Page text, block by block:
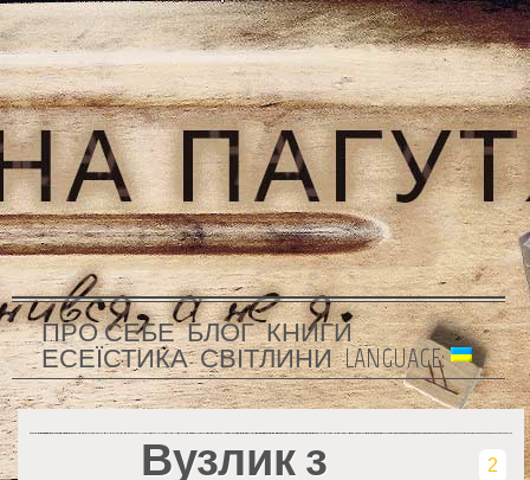
ПРО СЕБЕ БЛОГ КНИГИ
ЕСЕЇСТИКА СВІТЛИНИ LANGUAGE:
Вузлик з
2